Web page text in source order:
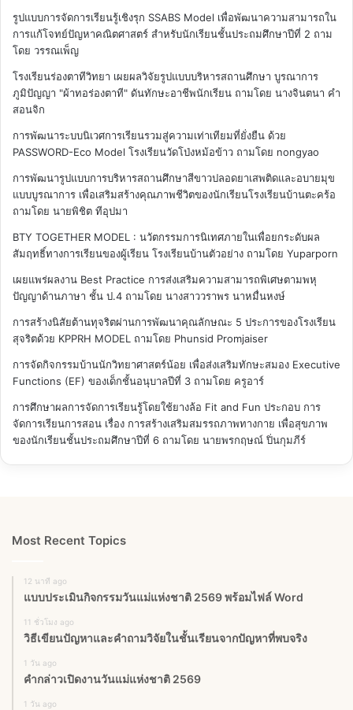
รูปแบบการจัดการเรียนรู้เชิงรุก SSABS Model เพื่อพัฒนาความสามารถใน
การแก้โจทย์ปัญหาคณิตศาสตร์ สำหรับนักเรียนชั้นประถมศึกษาปีที่ 2 ถาม
โดย วรรณเพ็ญ
โรงเรียนร่องตาทีวิทยา เผยผลวิจัยรูปแบบบริหารสถานศึกษา บูรณาการ
ภูมิปัญญา "ผ้าทอร่องตาที" ดันทักษะอาชีพนักเรียน ถามโดย นางจินตนา คำ
สอนจิก
การพัฒนาระบบนิเวศการเรียนรวมสู่ความเท่าเทียมที่ยั่งยืน ด้วย
PASSWORD-Eco Model โรงเรียนวัดโป่งหม้อข้าว ถามโดย nongyao
การพัฒนารูปแบบการบริหารสถานศึกษาสีขาวปลอดยาเสพติดและอบายมุข
แบบบูรณาการ เพื่อเสริมสร้างคุณภาพชีวิตของนักเรียนโรงเรียนบ้านตะคร้อ
ถามโดย นายพิชิต ทีอุปมา
BTY TOGETHER MODEL : นวัตกรรมการนิเทศภายในเพื่อยกระดับผล
สัมฤทธิ์ทางการเรียนของผู้เรียน โรงเรียนบ้านตัวอย่าง ถามโดย Yuparporn
เผยแพร่ผลงาน Best Practice การส่งเสริมความสามารถพิเศษตามพหุ
ปัญญาด้านภาษา ชั้น ป.4 ถามโดย นางสาววราพร นาหมื่นหงษ์
การสร้างนิสัยต้านทุจริตผ่านการพัฒนาคุณลักษณะ 5 ประการของโรงเรียน
สุจริตด้วย KPPRH MODEL ถามโดย Phunsid Promjaiser
การจัดกิจกรรมบ้านนักวิทยาศาสตร์น้อย เพื่อส่งเสริมทักษะสมอง Executive
Functions (EF) ของเด็กชั้นอนุบาลปีที่ 3 ถามโดย ครูอาร์
การศึกษาผลการจัดการเรียนรู้โดยใช้ยางล้อ Fit and Fun ประกอบ การ
จัดการเรียนการสอน เรื่อง การสร้างเสริมสมรรถภาพทางกาย เพื่อสุขภาพ
ของนักเรียนชั้นประถมศึกษาปีที่ 6 ถามโดย นายพรกฤษณ์ ปิ่นกุมภีร์
Most Recent Topics
12 นาที ago
แบบประเมินกิจกรรมวันแม่แห่งชาติ 2569 พร้อมไฟล์ Word
11 ชั่วโมง ago
วิธีเขียนปัญหาและคำถามวิจัยในชั้นเรียนจากปัญหาที่พบจริง
1 วัน ago
คำกล่าวเปิดงานวันแม่แห่งชาติ 2569
1 วัน ago